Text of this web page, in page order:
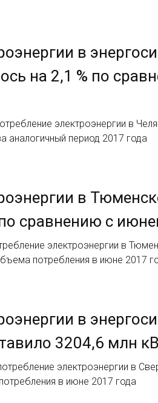
в
на 2,1 % по
электроэнергии в
аналогичный период 2017 года
в
сравнению с
электроэнергии в
потребления в июне 2017
в
3204,6 млн
электроэнергии в
в июне 2017 года